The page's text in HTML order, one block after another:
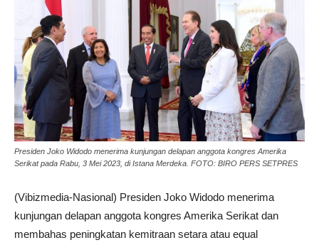
Presiden Joko Widodo menerima kunjungan delapan anggota kongres Amerika
Serikat pada Rabu, 3 Mei 2023, di Istana Merdeka. FOTO: BIRO PERS SETPRES
(Vibizmedia-Nasional) Presiden Joko Widodo menerima
kunjungan delapan anggota kongres Amerika Serikat dan
membahas peningkatan kemitraan setara atau equal